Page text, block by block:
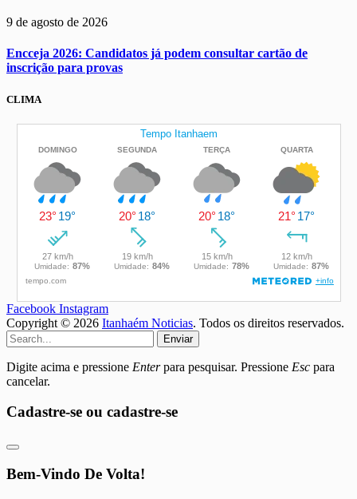
9 de agosto de 2026
Encceja 2026: Candidatos já podem consultar cartão de
inscrição para provas
CLIMA
Facebook Instagram
Copyright © 2026 Itanhaém Noticias. Todos os direitos reservados.
Enviar
Digite acima e pressione Enterpara pesquisar. Pressione Esc para
cancelar.
Cadastre-se ou cadastre-se
Bem-Vindo De Volta!